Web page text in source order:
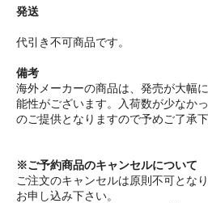
発送
代引き不可商品です。
備考
海外メーカーの商品は、発売が大幅
能性がございます。入荷数が少なか
のご提供となりますので予めご了承下
※ご予約商品のキャンセルについて
ご注文のキャンセルは原則不可とな
お申し込み下さい。